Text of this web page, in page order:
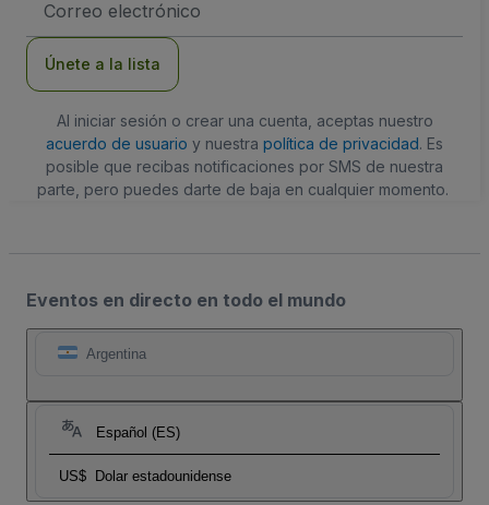
de
Únete a la lista
Al iniciar sesión o crear una cuenta, aceptas nuestro
acuerdo de usuario y nuestra política de privacidad. Es
posible que recibas notificaciones por SMS de nuestra
parte, pero puedes darte de baja en cualquier momento.
Eventos en directo en todo el mundo
Argentina
Español (ES)
US$ Dolar estadounidense